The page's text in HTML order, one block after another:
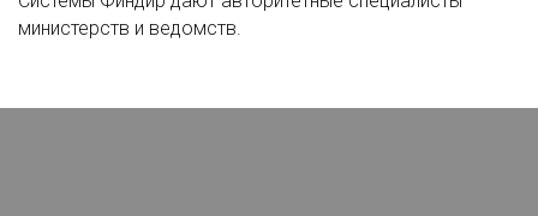
министерств и ведомств.